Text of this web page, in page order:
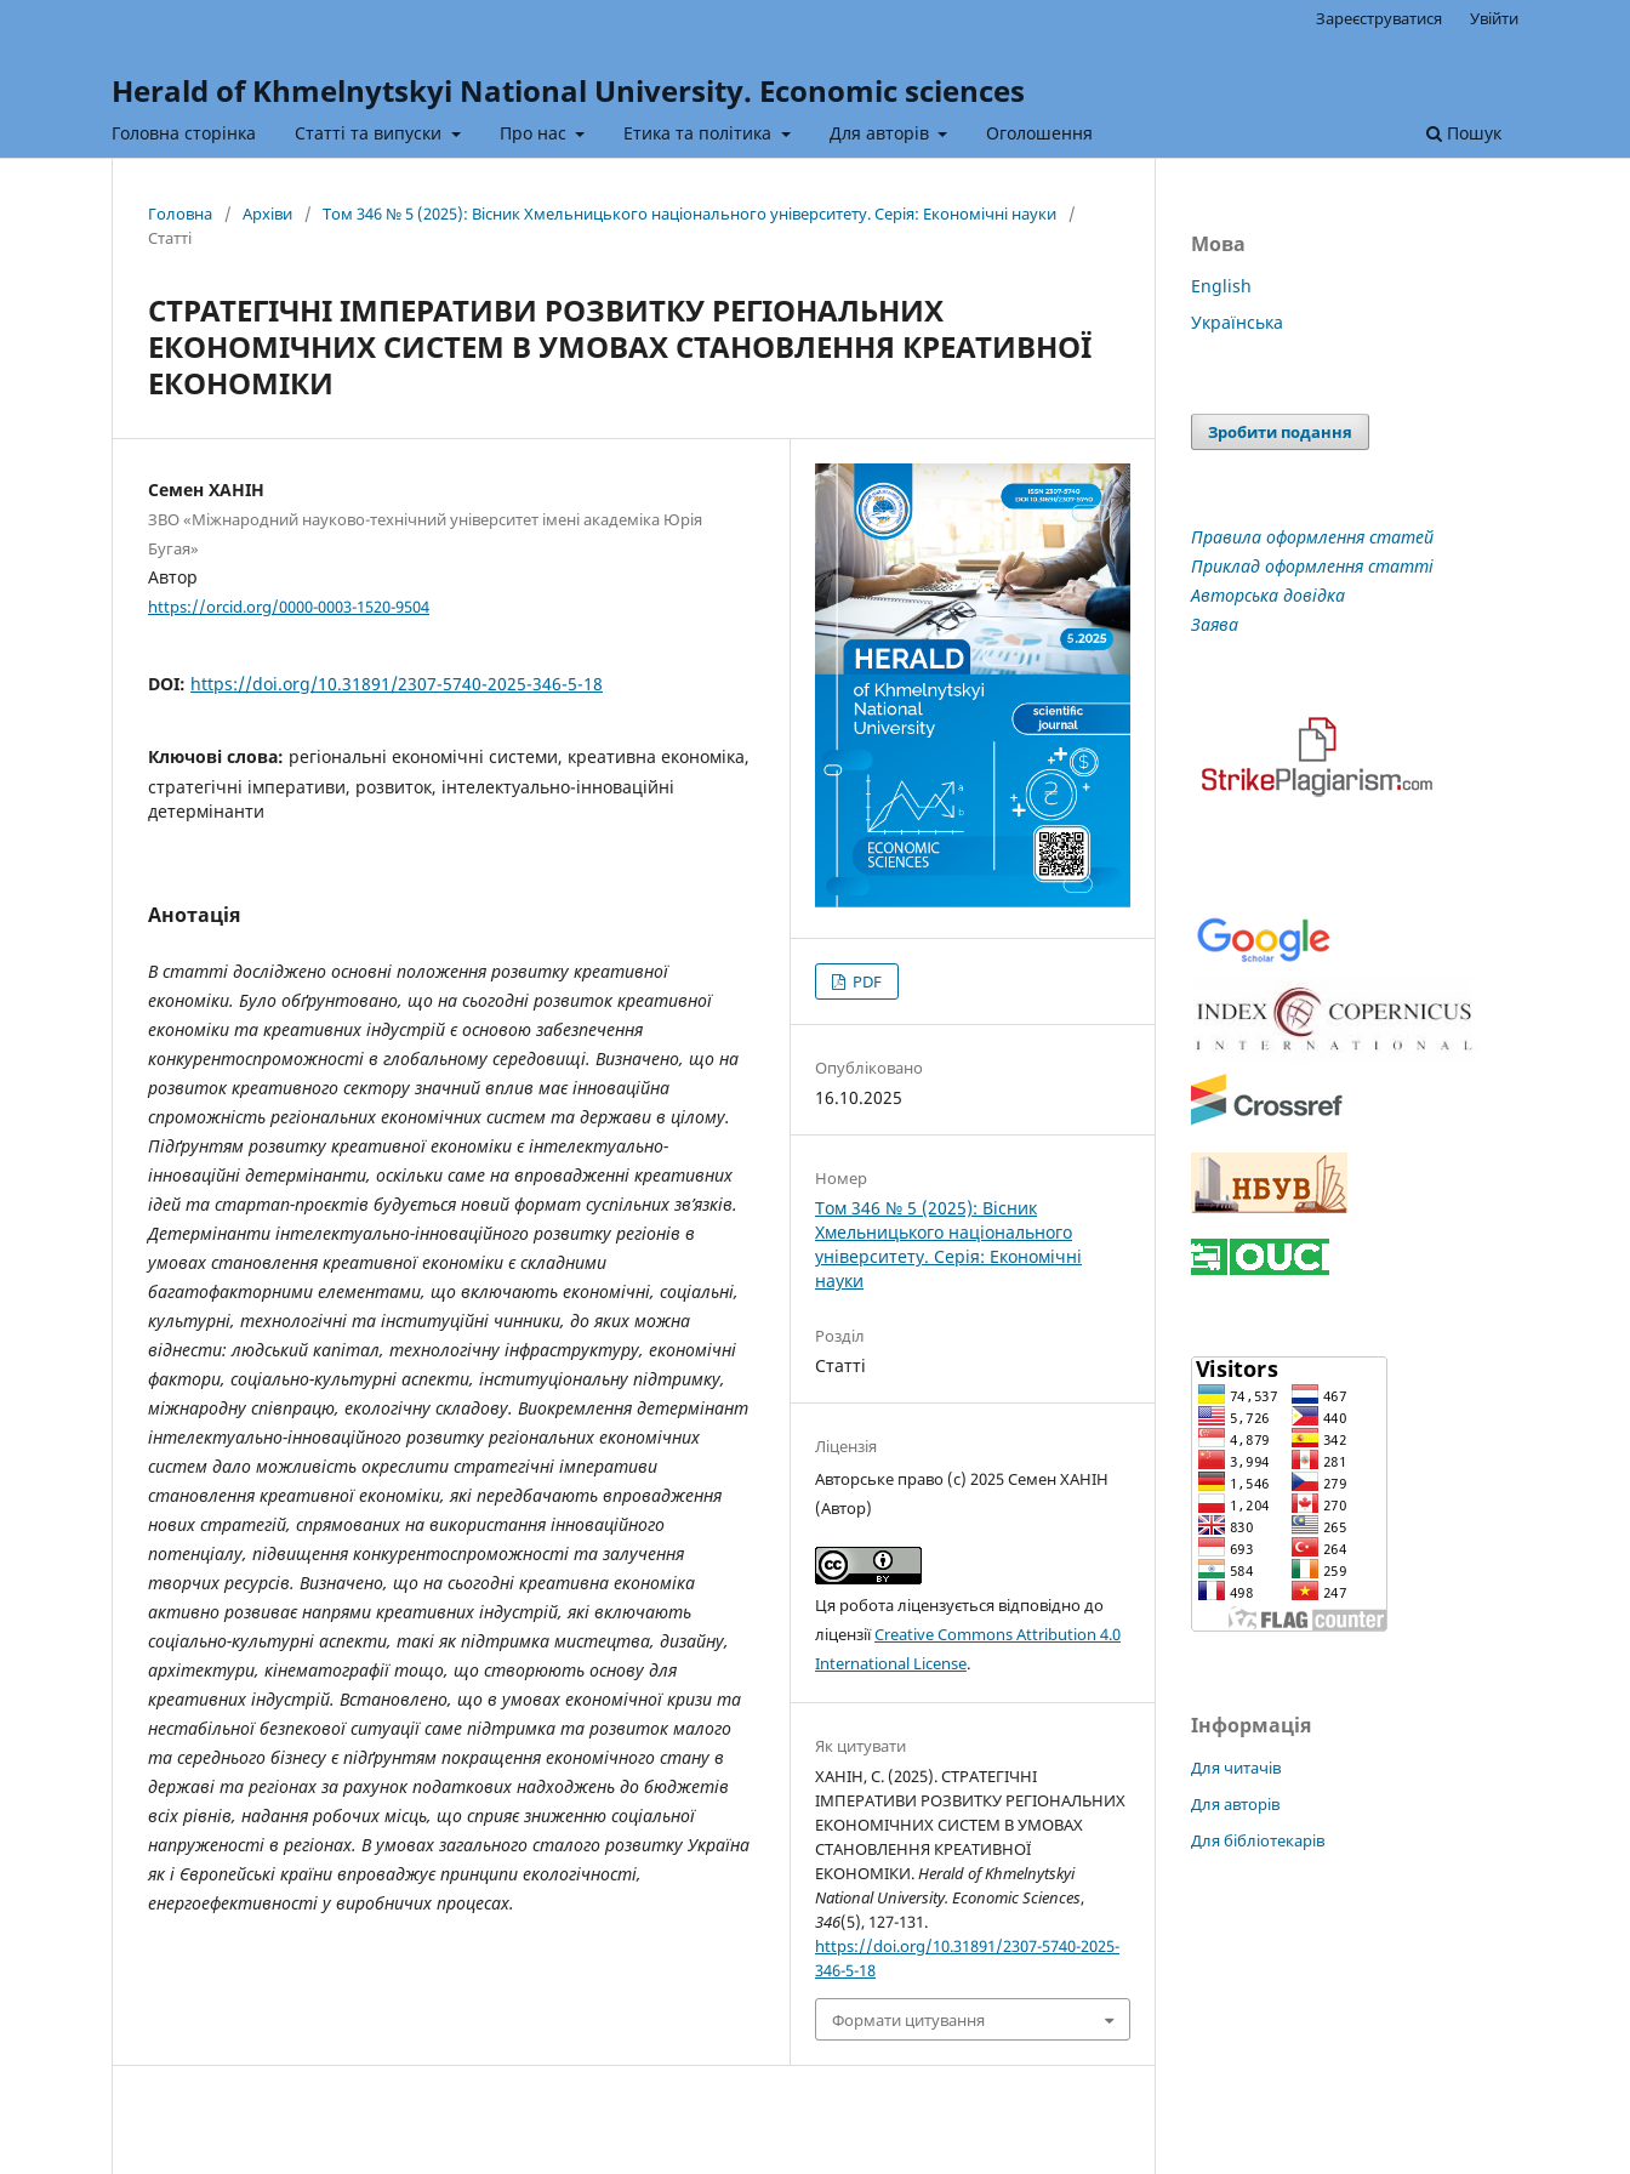
Herald of Khmelnytskyi National University. Economic sciences
Головна сторінка Статті та випуски Про нас Етика та політика Для авторів Оголошення Пошук
Зареєструватися Увійти
Головна / Архіви / Том 346 № 5 (2025): Вісник Хмельницького національного університету. Серія: Економічні науки
/
Статті
СТРАТЕГІЧНІ ІМПЕРАТИВИ РОЗВИТКУ РЕГІОНАЛЬНИХ
ЕКОНОМІЧНИХ СИСТЕМ В УМОВАХ СТАНОВЛЕННЯ КРЕАТИВНОЇ
ЕКОНОМІКИ
Семен ХАНІН
ЗВО «Міжнародний науково-технічний університет імені академіка Юрія
Бугая»
Автор
https://orcid.org/0000-0003-1520-9504
DOI: https://doi.org/10.31891/2307-5740-2025-346-5-18
Ключові слова: регіональні економічні системи, креативна економіка,
стратегічні імперативи, розвиток, інтелектуально-інноваційні
детермінанти
Анотація
В статті досліджено основні положення розвитку креативної
економіки. Було обґрунтовано, що на сьогодні розвиток креативної
економіки та креативних індустрій є основою забезпечення
конкурентоспроможності в глобальному середовищі. Визначено, що на
розвиток креативного сектору значний вплив має інноваційна
спроможність регіональних економічних систем та держави в цілому.
Підґрунтям розвитку креативної економіки є інтелектуально-
інноваційні детермінанти, оскільки саме на впровадженні креативних
ідей та стартап-проєктів будується новий формат суспільних зв’язків.
Детермінанти інтелектуально-інноваційного розвитку регіонів в
умовах становлення креативної економіки є складними
багатофакторними елементами, що включають економічні, соціальні,
культурні, технологічні та інституційні чинники, до яких можна
віднести: людський капітал, технологічну інфраструктуру, економічні
фактори, соціально-культурні аспекти, інституціональну підтримку,
міжнародну співпрацю, екологічну складову. Виокремлення детермінант
інтелектуально-інноваційного розвитку регіональних економічних
систем дало можливість окреслити стратегічні імперативи
становлення креативної економіки, які передбачають впровадження
нових стратегій, спрямованих на використання інноваційного
потенціалу, підвищення конкурентоспроможності та залучення
творчих ресурсів. Визначено, що на сьогодні креативна економіка
активно розвиває напрями креативних індустрій, які включають
соціально-культурні аспекти, такі як підтримка мистецтва, дизайну,
архітектури, кінематографії тощо, що створюють основу для
креативних індустрій. Встановлено, що в умовах економічної кризи та
нестабільної безпекової ситуації саме підтримка та розвиток малого
та середнього бізнесу є підґрунтям покращення економічного стану в
державі та регіонах за рахунок податкових надходжень до бюджетів
всіх рівнів, надання робочих місць, що сприяє зниженню соціальної
напруженості в регіонах. В умовах загального сталого розвитку Україна
як і Європейські країни впроваджує принципи екологічності,
енергоефективності у виробничих процесах.
PDF
Опубліковано
16.10.2025
Номер
Том 346 № 5 (2025): Вісник
Хмельницького національного
університету. Серія: Економічні
науки
Розділ
Статті
Ліцензія
Авторське право (c) 2025 Семен ХАНІН
(Автор)
Ця робота ліцензується відповідно до
ліцензіїCreative Commons Attribution 4.0
International License.
Як цитувати
ХАНІН, С. (2025). СТРАТЕГІЧНІ
ІМПЕРАТИВИ РОЗВИТКУ РЕГІОНАЛЬНИХ
ЕКОНОМІЧНИХ СИСТЕМ В УМОВАХ
СТАНОВЛЕННЯ КРЕАТИВНОЇ
ЕКОНОМІКИ.Herald of Khmelnytskyi
National University. Economic Sciences,
346(5), 127-131.
https://doi.org/10.31891/2307-5740-2025-
346-5-18
Формати цитування
Мова
English
Українська
Зробити подання
Правила оформлення статей
Приклад оформлення статті
Авторська довідка
Заява
Інформація
Для читачів
Для авторів
Для бібліотекарів